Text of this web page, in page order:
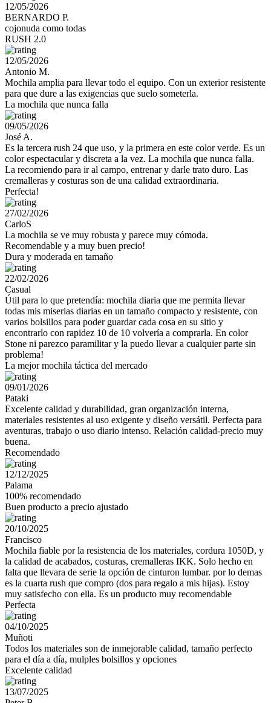
12/05/2026
BERNARDO P.
cojonuda como todas
RUSH 2.0
12/05/2026
Antonio M.
Mochila amplia para llevar todo el equipo. Con un exterior resistente
para que dure a las exigencias que suelo someterla.
La mochila que nunca falla
09/05/2026
José A.
Es la tercera rush 24 que uso, y la primera en este color verde. Es un
color espectacular y discreta a la vez. La mochila que nunca falla.
La recomiendo para ir al campo, entrenar y darle trato duro. Las
cremalleras y costuras son de una calidad extraordinaria.
Perfecta!
27/02/2026
CarloS
La mochila se ve muy robusta y parece muy cómoda.
Recomendable y a muy buen precio!
Dura y moderada en tamaño
22/02/2026
Casual
Útil para lo que pretendía: mochila diaria que me permita llevar
todas mis miserias diarias en un tamaño compacto y resistente, con
varios bolsillos para poder guardar cada cosa en su sitio y
encontrarlo con rapidez 10 de 10 volvería a comprarla. En color
Stone ni parezco paramilitar y la puedo llevar a cualquier parte sin
problema!
La mejor mochila táctica del mercado
09/01/2026
Pataki
Excelente calidad y durabilidad, gran organización interna,
materiales resistentes al uso exigente y diseño versátil. Perfecta para
aventuras, trabajo o uso diario intenso. Relación calidad-precio muy
buena.
Recomendado
12/12/2025
Palama
100% recomendado
Buen producto a precio ajustado
20/10/2025
Francisco
Mochila fiable por la resistencia de los materiales, cordura 1050D, y
la calidad de acabados, costuras, cremalleras IKK. Solo hecho en
falta que llevara de serie la opción de cinturon lumbar. por lo demas
es la cuarta rush que compro (dos para regalo a mis hijas). Estoy
muy satisfecho con ella. Es un producto muy recomendable
Perfecta
04/10/2025
Muñoti
Todos los materiales son de inmejorable calidad, tamaño perfecto
para el día a día, mulples bolsillos y opciones
Excelente calidad
13/07/2025